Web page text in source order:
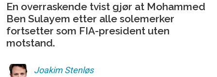
En overraskende tvist gjør at Mohammed
Ben Sulayem etter alle solemerker
fortsetter som FIA-president uten
motstand.
Joakim Stenløs